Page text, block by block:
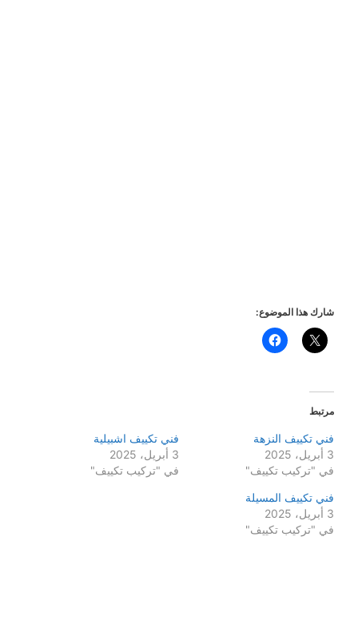
شارك هذا الموضوع:
مرتبط
فني تكييف النزهة
3 أبريل، 2025
في "تركيب تكييف"
فني تكييف اشبيلية
3 أبريل، 2025
في "تركيب تكييف"
فني تكييف المسيلة
3 أبريل، 2025
في "تركيب تكييف"